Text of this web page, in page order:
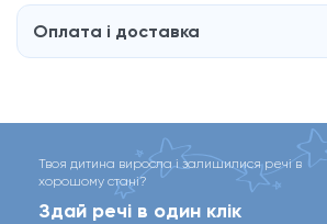
Оплата і доставка
Твоя дитина виросла і залишилися речі в
хорошому стані?
Здай речі в один клік